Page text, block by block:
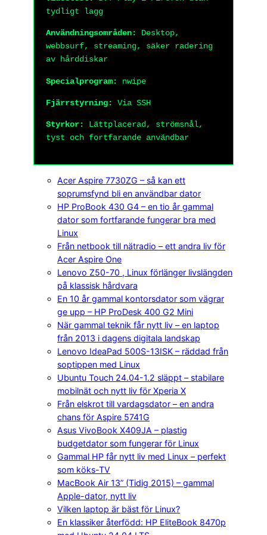
tydligt lagg
Användningsområden:
Desktop,
webbsurf, streaming, säker radering
av hårddiskar
Specialprogram: nwipe
Fjärrstyrning: Via SSH
Styrkor:
Lättplacerad, strömsnål,
tyst och fortfarande användbar
Acer Aspire 7730ZG – så kan ett
soprumsfynd bli en användbar dator
HP ProBook 430 G4 – en tio år gammal
dator som fortfarande fungerar bra med
Linux
Från netbook till nätradio – ett andra liv för
Acer Aspire One
Lenovo Z50-70 , Linux förlänger livslängden
på klassisk hårdvara
En 10 år gammal kontorsdator som vägrar
ge upp – HP ProDesk 400 G2 Mini
När gammal teknik får nytt liv – en laptop
från 2013 i dagens digitala landskap
Lenovo IdeaPad 500S-13ISK – räddad från
soptippen med Linux
Ubuntu Touch 24.04-1.2 släppt – stabilare
mobilnät och nytt liv för Xperia X
Från elskrot till vardagsdator – en andra
chans för Aspire 5741G
Asus VivoBook X409JA – plastig
budgetdator som fungerar för Linux
Gammal HP får nytt liv med Linux – perfekt
som köks-TV
MacBook Air 13” (Tidig 2015) – gammal
Apple-dator, nytt liv
Vilken laptop är bäst för Linux?
En klassiker återfödd: HP EliteBook 8470p